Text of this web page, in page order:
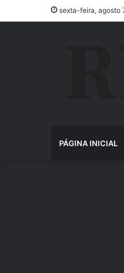
sexta-feira, agosto
PÁGINA INICIAL